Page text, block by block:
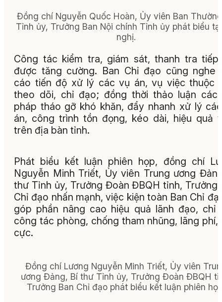
Đồng chí Nguyễn Quốc Hoàn, Ủy viên Ban
Tỉnh ủy, Trưởng Ban Nội chính Tỉnh ủy phát biểu
nghị.
Công tác kiểm tra, giám sát, thanh tra
được tăng cường. Ban Chỉ đạo cũng nghe
cáo tiến độ xử lý các vụ án, vụ việc thuộc
theo dõi, chỉ đạo; đồng thời thảo luận các
pháp tháo gỡ khó khăn, đẩy nhanh xử lý
án, công trình tồn đọng, kéo dài, hiệu quả
trên địa bàn tỉnh.
Phát biểu kết luận phiên họp, đồng chí
Nguyễn Minh Triết, Ủy viên Trung ương
thư Tỉnh ủy, Trưởng Đoàn ĐBQH tỉnh, Trưởng
Chỉ đạo nhấn mạnh, việc kiện toàn Ban Chỉ
góp phần nâng cao hiệu quả lãnh đạo, chỉ
công tác phòng, chống tham nhũng, lãng phí,
cực.
Đồng chí Lương Nguyễn Minh Triết, Ủy viên
ương Đảng, Bí thư Tỉnh ủy, Trưởng Đoàn ĐBQH
Trưởng Ban Chỉ đạo phát biểu kết luận phiên